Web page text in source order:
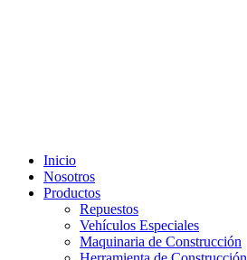
Inicio
Nosotros
Productos
Repuestos
Vehículos Especiales
Maquinaria de Construcción